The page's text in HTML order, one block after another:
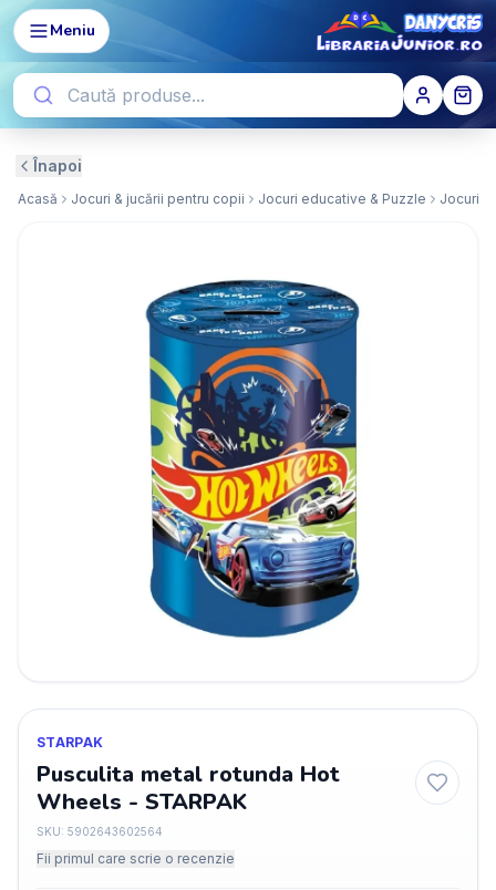
Meniu
Înapoi
Acasă Jocuri & jucării pentru copii Jocuri educative & Puzzle Jocuri
STARPAK
Pusculita metal rotunda Hot
Wheels - STARPAK
SKU: 5902643602564
Fii primul care scrie o recenzie